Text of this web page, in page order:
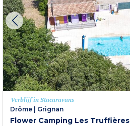
Verblijf in Stacaravans
Drôme
Grignan
Flower Camping Les Truffières